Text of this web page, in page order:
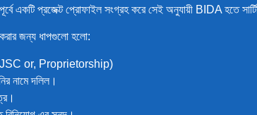
একটি প্রজেক্ট প্রোফাইল সংগ্রহ করে সেই অনুযায়ী BIDA হতে
জন্য ধাপগুলো হলো:
or, Proprietorship)
নামে দলিল।